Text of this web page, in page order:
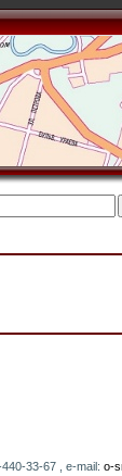
33-67 , e-mail: o-